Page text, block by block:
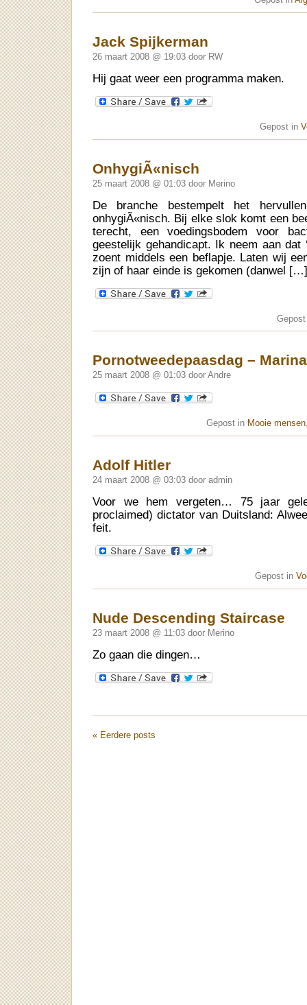
Jack Spijkerman
26 maart 2008 @ 19:03 door RW
Hij gaat weer een programma maken.
Gepost in
OnhygiÃ«nisch
25 maart 2008 @ 01:03 door Merino
De branche bestempelt het
onhygiÃ«nisch. Bij elke slok komt een
terecht, een voedingsbodem voor
geestelijk gehandicapt. Ik neem aan dat
zoent middels een beflapje. Laten wij
zijn of haar einde is gekomen (danwel […]
Pornotweedepaasdag – Marina
25 maart 2008 @ 01:03 door Andre
Gepost in Mooie mensen
Adolf Hitler
24 maart 2008 @ 03:03 door admin
Voor we hem vergeten… 75 jaar
proclaimed) dictator van Duitsland:
feit.
Gepost in
Nude Descending Staircase
23 maart 2008 @ 11:03 door Merino
Zo gaan die dingen…
« Eerdere posts